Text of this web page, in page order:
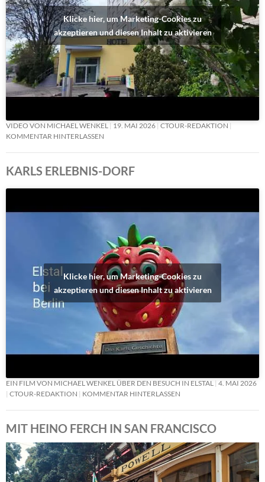
Klicke hier, um Marketing-Cookies zu
akzeptieren und diesen Inhalt zu aktivieren
VIDEO VON MICHAEL WENKEL 19. MAI 2026 CTOUR-REDAKTION
KOMMENTAR HINTERLASSEN
KARLS ERLEBNIS-DORF
Klicke hier, um Marketing-Cookies zu
akzeptieren und diesen Inhalt zu aktivieren
EIN FILM VON MICHAEL WENKEL ÜBER DEN BESUCH IN ELSTAL
4. MAI 2026
CTOUR-REDAKTION
KOMMENTAR HINTERLASSEN
MIT HEINO FERCH IN SAN FRANCISCO